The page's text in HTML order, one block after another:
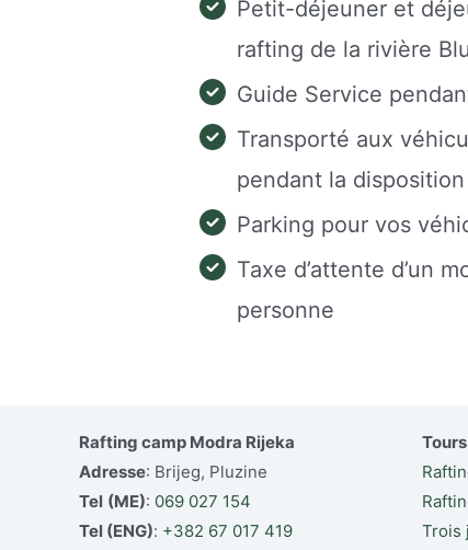
Petit-déjeuner et
rafting de la rivière
Guide Service
Transporté aux
pendant la disposition
Parking pour vos
Taxe d’attente d’un
personne
Rafting camp Modra Rijeka
Adresse: Brijeg, Pluzine
Tel (ME): 069 027 154
Tel (ENG): +382 67 017 419
Trois